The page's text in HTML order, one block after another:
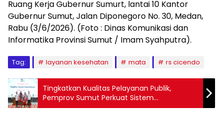
Ruang Kerja Gubernur Sumurt, lantai 10 Kantor
Gubernur Sumut, Jalan Diponegoro No. 30, Medan,
Rabu (3/6/2026). (Foto : Dinas Komunikasi dan
Informatika Provinsi Sumut / Imam Syahputra).
Tag: layanan kesehatan mata rs cicendo
Tingkatkan Kualitas Pelayanan Publik,
Pemprov Sumut Perkuat Sistem
Pengelolaan Pengaduan Masyarakat